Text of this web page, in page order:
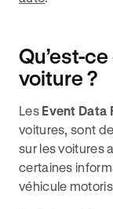
Qu’est-
voiture ?
Les Event Data
voitures, sont
sur les voitures
certaines
véhicule